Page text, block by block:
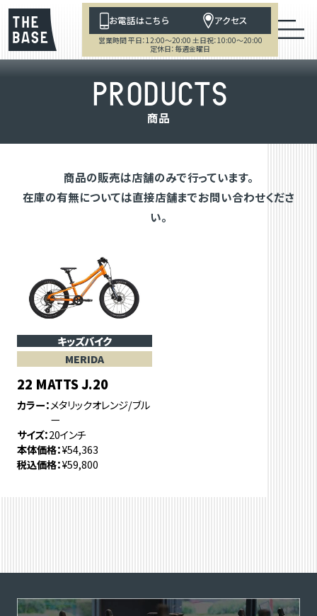
お電話はこちら アクセス
営業時間 平日：12:00～20:00 土日祝：10:00～20:00
定休日：毎週金曜日
PRODUCTS
商品
商品の販売は店舗のみで行っています。
在庫の有無については直接店舗までお問い合わせくださ
い。
キッズバイク
MERIDA
22 MATTS J.20
カラー メタリックオレンジ/ブル
ー
サイズ 20インチ
本体価格 ¥54,363
税込価格 ¥59,800